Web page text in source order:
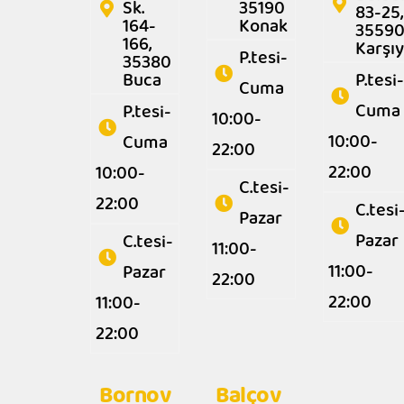
Sk.
164-
166,
35380
Buca
P.tesi-
Cuma
10:00-
22:00
C.tesi-
Pazar
11:00-
22:00
35190
Konak
P.tesi-
Cuma
10:00-
22:00
C.tesi-
Pazar
11:00-
22:00
83-25,
35590
P.tesi-
Cuma
10:00-
22:00
C.tesi-
Pazar
11:00-
22:00
Bornov Balçov